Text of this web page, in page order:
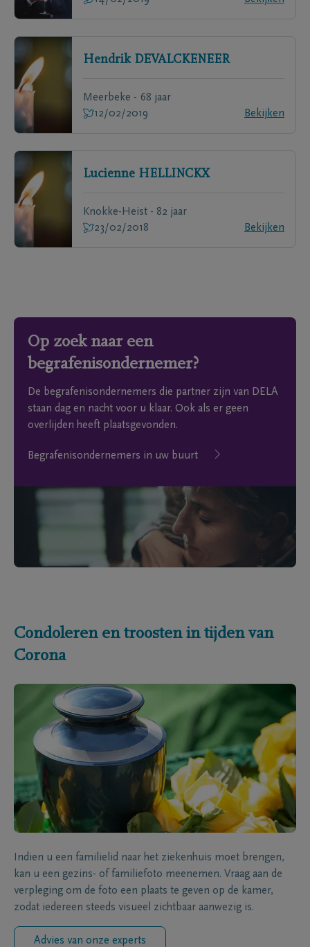
Hendrik DEVALCKENEER
Meerbeke - 68 jaar
12/02/2019
Bekijken
Lucienne HELLINCKX
Knokke-Heist - 82 jaar
23/02/2018
Bekijken
Op zoek naar een
begrafenisondernemer?
De begrafenisondernemers die partner zijn van DELA
staan dag en nacht voor u klaar. Ook als er geen
overlijden heeft plaatsgevonden.
Begrafenisondernemers in uw buurt
Condoleren en troosten in tijden van
Corona
Indien u een familielid naar het ziekenhuis moet brengen,
kan u een gezins- of familiefoto meenemen. Vraag aan de
verpleging om de foto een plaats te geven op de kamer,
zodat iedereen steeds visueel zichtbaar aanwezig is.
Advies van onze experts